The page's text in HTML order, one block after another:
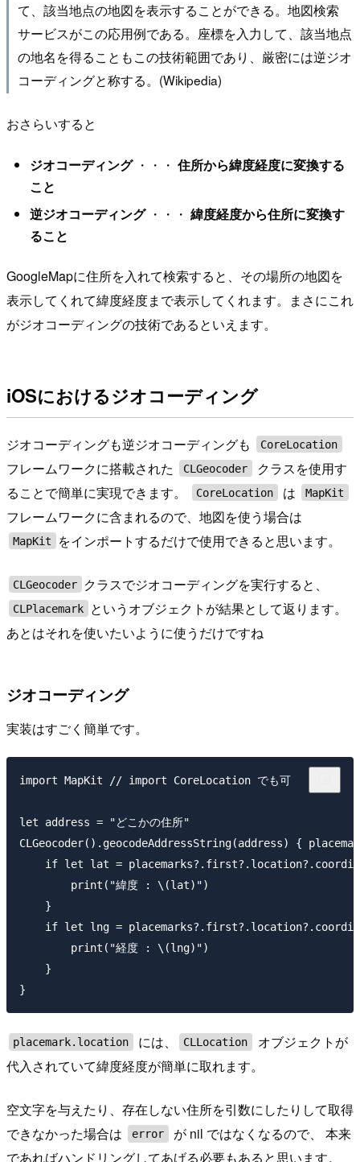
て、該当地点の地図を表示することができる。地図検索
サービスがこの応用例である。座標を入力して、該当地点
の地名を得ることもこの技術範囲であり、厳密には逆ジオ
コーディングと称する。(Wikipedia)
おさらいすると
ジオコーディング・・・ 住所から緯度経度に変換する
こと
逆ジオコーディング・・・ 緯度経度から住所に変換す
ること
GoogleMapに住所を入れて検索すると、その場所の地図を
表示してくれて緯度経度まで表示してくれます。まさにこれ
がジオコーディングの技術であるといえます。
iOSにおけるジオコーディング
ジオコーディングも逆ジオコーディングも CoreLocation
フレームワークに搭載された CLGeocoder
クラスを使用す
ることで簡単に実現できます。
CoreLocation は MapKit
フレームワークに含まれるので、地図を使う場合は
MapKit をインポートするだけで使用できると思います。
CLGeocoder クラスでジオコーディングを実行すると、
CLPlacemark
というオブジェクトが結果として返ります。
あとはそれを使いたいように使うだけですね
ジオコーディング
実装はすごく簡単です。
import MapKit // import CoreLocation でも可
let address = "どこかの住所"
CLGeocoder().geocodeAddressString(address) {
if let lat =
        print("緯度 : \(lat)")
    }
if let lng =
        print("経度 : \(lng)")
    }
placemark.location には、 CLLocation
オブジェクトが
代入されていて緯度経度が簡単に取れます。
空文字を与えたり、存在しない住所を引数にしたりして取得
できなかった場合は
error
が nil ではなくなるので、 本来
であればハンドリングしてあげる必要もあると思います。